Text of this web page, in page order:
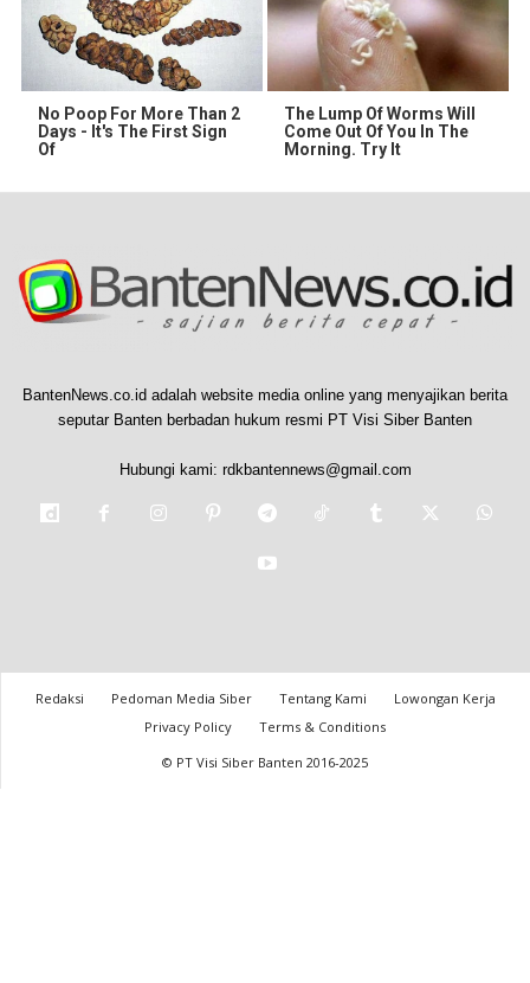
No Poop For More Than 2
Days - It's The First Sign
Of
The Lump Of Worms Will
Come Out Of You In The
Morning. Try It
BantenNews.co.id adalah website media online yang menyajikan berita
seputar Banten berbadan hukum resmi PT Visi Siber Banten
Hubungi kami: rdkbantennews@gmail.com
Redaksi Pedoman Media Siber Tentang Kami
Lowongan Kerja
Privacy Policy
Terms & Conditions
© PT Visi Siber Banten 2016-2025